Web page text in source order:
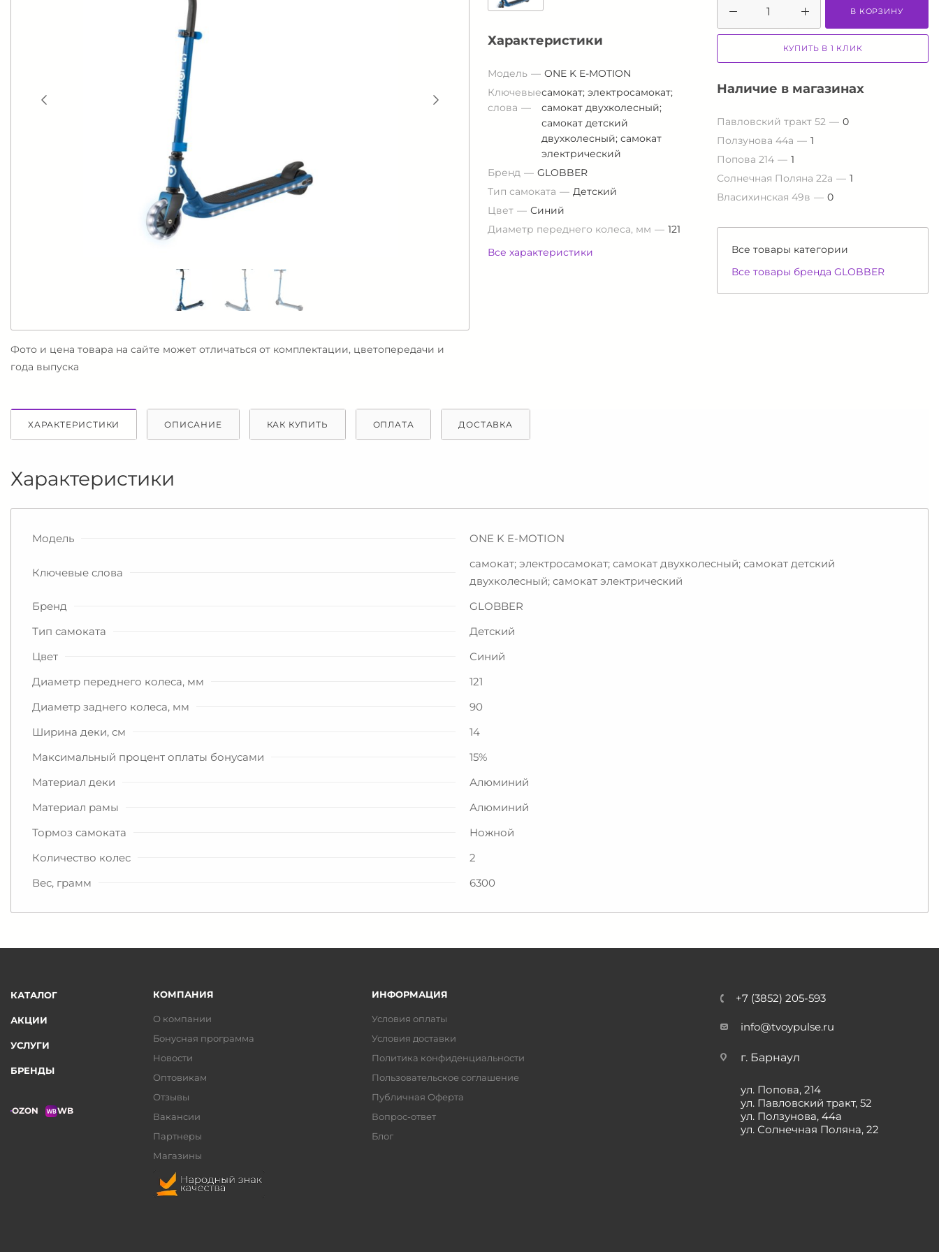
Фото и цена товара на сайте может отличаться от комплектации, цветопередачи и
года выпуска
Характеристики
Модель
ONE K E-MOTION
Ключевые
слова
самокат; электросамокат;
самокат двухколесный;
самокат детский
двухколесный; самокат
электрический
Бренд
GLOBBER
Тип самоката
Детский
Цвет
Синий
Диаметр переднего колеса, мм
121
Все характеристики
В КОРЗИНУ
КУПИТЬ В 1 КЛИК
Наличие в магазинах
Павловский тракт 52
0
Ползунова 44а
1
Попова 214
1
Солнечная Поляна 22а
1
Власихинская 49в
0
Все товары категории
Все товары бренда GLOBBER
ХАРАКТЕРИСТИКИ ОПИСАНИЕ КАК КУПИТЬ ОПЛАТА ДОСТАВКА
Характеристики
Модель ONE K E-MOTION
Ключевые слова
самокат; электросамокат; самокат двухколесный; самокат детский
двухколесный; самокат электрический
Бренд
GLOBBER
Тип самоката
Детский
Цвет
Синий
Диаметр переднего колеса, мм
121
Диаметр заднего колеса, мм
90
Ширина деки, см
14
Максимальный процент оплаты бонусами
15%
Материал деки
Алюминий
Материал рамы
Алюминий
Тормоз самоката
Ножной
Количество колес
2
Вес, грамм
6300
КАТАЛОГ
АКЦИИ
УСЛУГИ
БРЕНДЫ
OZON WB
КОМПАНИЯ
О компании
Бонусная программа
Новости
Оптовикам
Отзывы
Вакансии
Партнеры
Магазины
ИНФОРМАЦИЯ
Условия оплаты
Условия доставки
Политика конфиденциальности
Пользовательское соглашение
Публичная Оферта
Вопрос-ответ
Блог
+7 (3852) 205-593
info@tvoypulse.ru
г. Барнаул
ул. Попова, 214
ул. Павловский тракт, 52
ул. Ползунова, 44а
ул. Солнечная Поляна, 22